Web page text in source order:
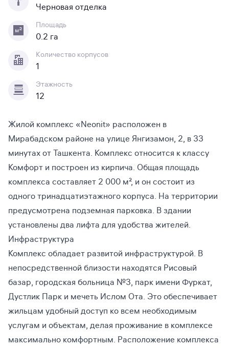
Черновая отделка
Площадь
0.2 га
Количество корпусов
1
Этажность
12
Жилой комплекс «Neonit» расположен в
Мирабадском районе на улице Янгизамон, 2, в 33
минутах от Ташкента. Комплекс относится к классу
Комфорт и построен из кирпича. Общая площадь
комплекса составляет 2 000 м², и он состоит из
одного тринадцатиэтажного корпуса. На территории
предусмотрена подземная парковка. В здании
установлены два лифта для удобства жителей.
Инфраструктура
Комплекс обладает развитой инфраструктурой. В
непосредственной близости находятся Рисовый
базар, городская больница №3, парк имени Фуркат,
Дустлик Парк и мечеть Ислом Ота. Это обеспечивает
жильцам удобный доступ ко всем необходимым
услугам и объектам, делая проживание в комплексе
максимально комфортным. Расположение комплекса